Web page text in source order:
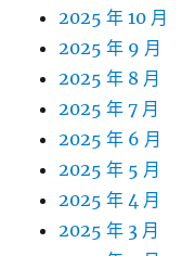
2025 年 10 月
2025 年 9 月
2025 年 8 月
2025 年 7 月
2025 年 6 月
2025 年 5 月
2025 年 4 月
2025 年 3 月